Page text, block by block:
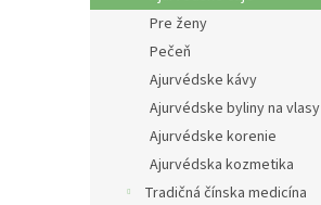
Pre ženy
Pečeň
Ajurvédske kávy
Ajurvédske byliny na vlasy
Ajurvédske korenie
Ajurvédska kozmetika
Tradičná čínska medicína